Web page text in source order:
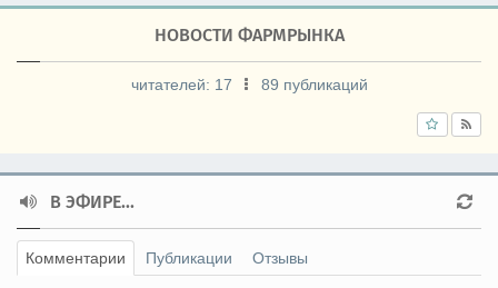
НОВОСТИ ФАРМРЫНКА
читателей: 17 89 публикаций
В ЭФИРЕ...
Комментарии Публикации Отзывы